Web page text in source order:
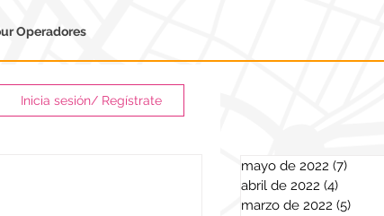
Operadores
Inicia sesión/ Regístrate
mayo de 2022 (7)
abril de 2022 (4)
marzo de 2022 (5)